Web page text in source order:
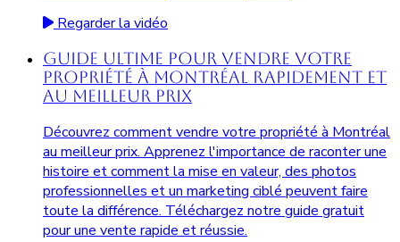
Regarder la vidéo
Guide Ultime pour Vendre Votre
Propriété à Montréal Rapidement et
au Meilleur Prix
Découvrez comment vendre votre propriété à Montréal
au meilleur prix. Apprenez l'importance de raconter une
histoire et comment la mise en valeur, des photos
professionnelles et un marketing ciblé peuvent faire
toute la différence. Téléchargez notre guide gratuit
pour une vente rapide et réussie.